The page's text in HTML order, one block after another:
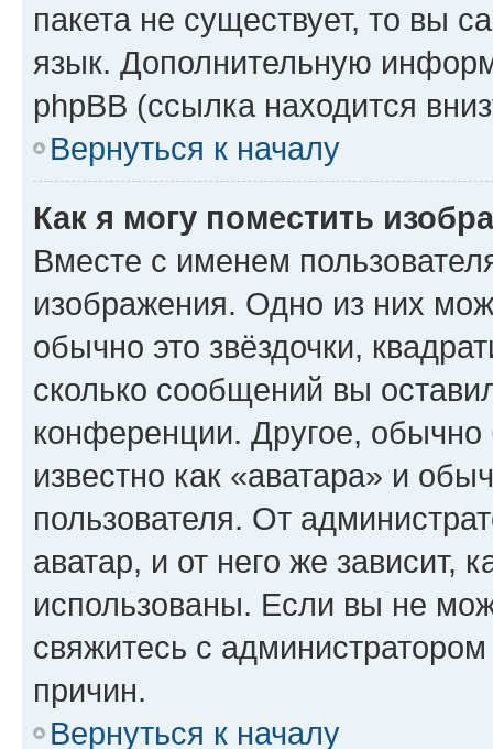
пакета не существует, то вы
язык. Дополнительную
phpBB (ссылка находится
Вернуться к началу
Как я могу поместить
Вместе с именем
изображения. Одно из них
обычно это звёздочки,
сколько сообщений вы
конференции. Другое,
известно как «аватара» и
пользователя. От
аватар, и от него же зависит,
использованы. Если вы не
свяжитесь с
причин.
Вернуться к началу